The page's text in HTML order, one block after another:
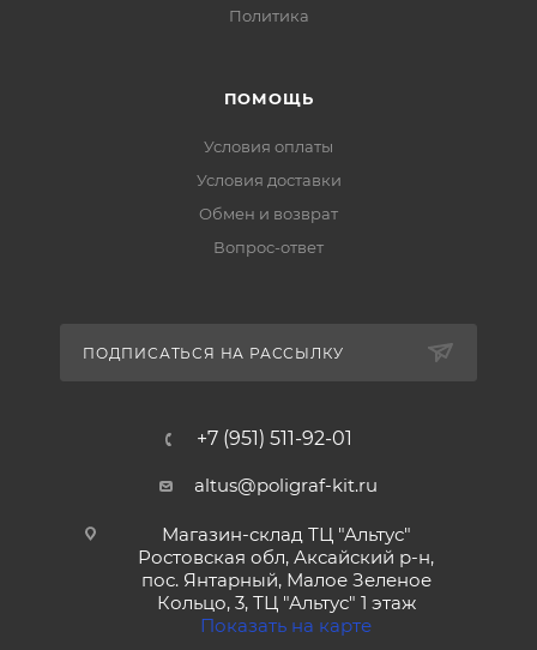
Политика
ПОМОЩЬ
Условия оплаты
Условия доставки
Обмен и возврат
Вопрос-ответ
ПОДПИСАТЬСЯ НА РАССЫЛКУ
+7 (951) 511-92-01
altus@poligraf-kit.ru
Магазин-склад ТЦ "Альтус"
Ростовская обл, Аксайский р-н,
пос. Янтарный, Малое Зеленое
Кольцо, 3, ТЦ "Альтус" 1 этаж
Показать на карте